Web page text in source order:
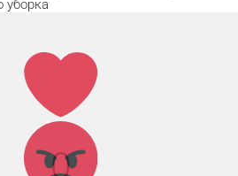
уборка
Лайк!
0
Агрессия!